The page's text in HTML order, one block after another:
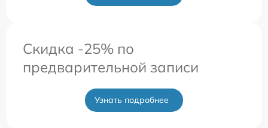
Скидка -25% по
предварительной записи
Узнать подробнее